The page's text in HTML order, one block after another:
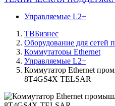
Управляемые L2+
ТВБизнес
Оборудование для сетей
Коммутаторы Ethernet
Управляемые L2+
Коммутатор Ethernet
8T4GS4X TELSAR